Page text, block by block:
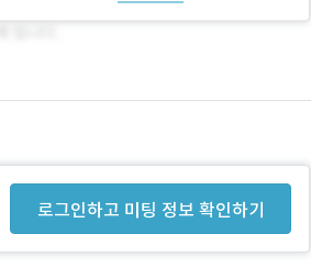
로그인하고 미팅 정보 확인하기